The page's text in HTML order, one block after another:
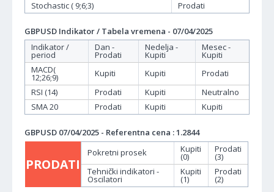
Stochastic ( 9;6;3)
Prodati
GBPUSD Indikator / Tabela vremena - 07/04/2025
Indikator /
period
Dan -
Prodati
Nedelja -
Kupiti
Mesec -
Kupiti
MACD(
12;26;9) Kupiti Kupiti
Prodati
RSI (14)
Prodati Kupiti
Neutralno
SMA 20
Prodati Kupiti Kupiti
GBPUSD 07/04/2025 - Referentna cena : 1.2844
PRODATI
Pokretni prosek Kupiti
(0)
Prodati
(3)
Tehnički indikatori -
Oscilatori
Kupiti
(1)
Prodati
(2)